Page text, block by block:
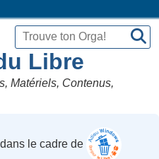
Libre
Matériels, Contenus,
le cadre de